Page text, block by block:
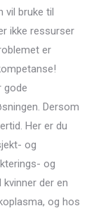
vil bruke til
ikke ressurser
er
gode
Dersom
Her er du
og
og
der en
og hos